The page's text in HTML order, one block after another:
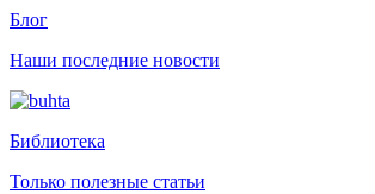
Блог
Наши последние новости
Библиотека
Только полезные статьи